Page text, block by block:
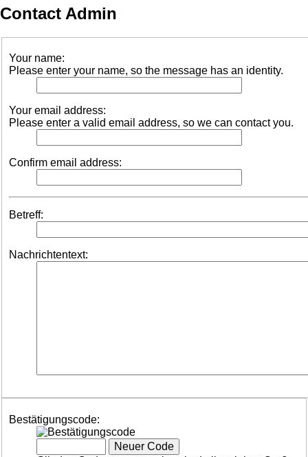
Contact Admin
Your name:
Please enter your name, so the message has an identity.
Your email address:
Please enter a valid email address, so we can contact you.
Confirm email address:
Betreff:
Nachrichtentext:
Bestätigungscode: